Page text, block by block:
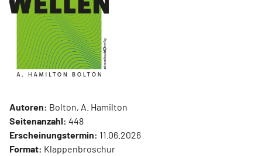
Autoren: Bolton, A. Hamilton
Seitenanzahl: 448
Erscheinungstermin: 11.06.2026
Format: Klappenbroschur